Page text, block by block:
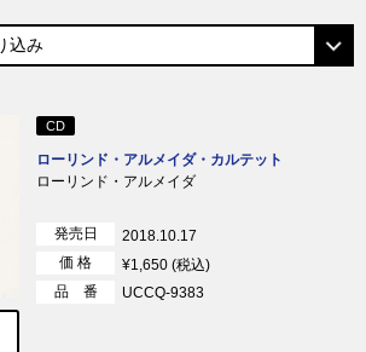
CD
ローリンド・アルメイダ・カルテット
ローリンド・アルメイダ
発売日
2018.10.17
価 格
¥1,650 (税込)
品 番
UCCQ-9383